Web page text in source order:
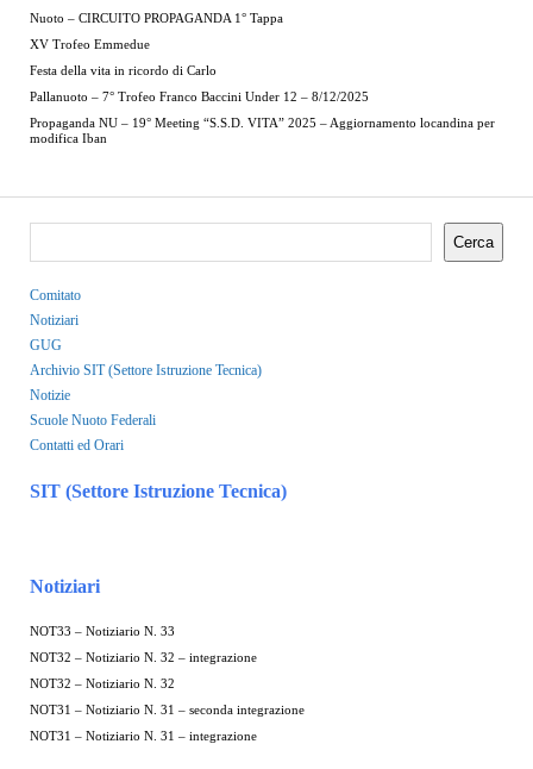
Nuoto – CIRCUITO PROPAGANDA 1° Tappa
XV Trofeo Emmedue
Festa della vita in ricordo di Carlo
Pallanuoto – 7° Trofeo Franco Baccini Under 12 – 8/12/2025
Propaganda NU – 19° Meeting “S.S.D. VITA” 2025 – Aggiornamento locandina per
modifica Iban
Cerca
Comitato
Notiziari
GUG
Archivio SIT (Settore Istruzione Tecnica)
Notizie
Scuole Nuoto Federali
Contatti ed Orari
SIT (Settore Istruzione Tecnica)
Notiziari
NOT33 – Notiziario N. 33
NOT32 – Notiziario N. 32 – integrazione
NOT32 – Notiziario N. 32
NOT31 – Notiziario N. 31 – seconda integrazione
NOT31 – Notiziario N. 31 – integrazione